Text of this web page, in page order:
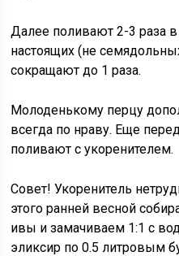
Далее поливают 2-3 раза
настоящих (не
сокращают до 1 раза.
Молоденькому перцу
всегда по нраву. Еще
поливают с укоренителем.
Совет! Укоренитель
этого ранней весной
ивы и замачиваем 1:1 с
эликсир по 0.5 литровым